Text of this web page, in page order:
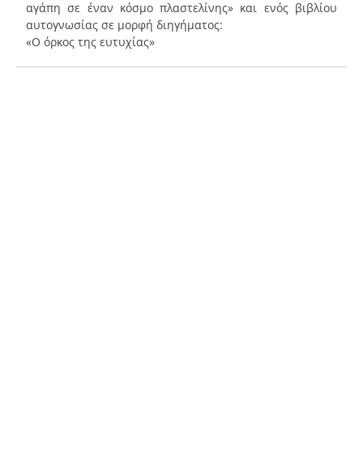
αγάπη σε έναν κόσμο πλαστελίνης» και ενός βιβλίου
αυτογνωσίας σε μορφή διηγήματος:
«Ο όρκος της ευτυχίας»